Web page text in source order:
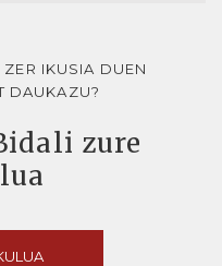
ZER IKUSIA DUEN
DAUKAZU?
zure